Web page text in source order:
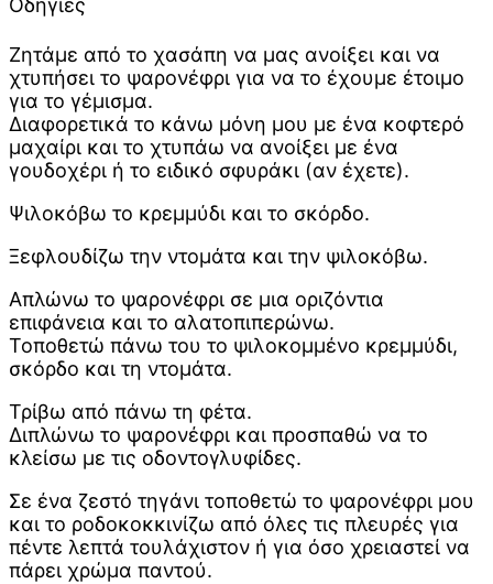
Οδηγίες
Ζητάμε από το χασάπη να μας ανοίξει και να
χτυπήσει το ψαρονέφρι για να το έχουμε έτοιμο
για το γέμισμα.
Διαφορετικά το κάνω μόνη μου με ένα κοφτερό
μαχαίρι και το χτυπάω να ανοίξει με ένα
γουδοχέρι ή το ειδικό σφυράκι (αν έχετε).
Ψιλοκόβω το κρεμμύδι και το σκόρδο.
Ξεφλουδίζω την ντομάτα και την ψιλοκόβω.
Απλώνω το ψαρονέφρι σε μια οριζόντια
επιφάνεια και το αλατοπιπερώνω.
Τοποθετώ πάνω του το ψιλοκομμένο κρεμμύδι,
σκόρδο και τη ντομάτα.
Τρίβω από πάνω τη φέτα.
Διπλώνω το ψαρονέφρι και προσπαθώ να το
κλείσω με τις οδοντογλυφίδες.
Σε ένα ζεστό τηγάνι τοποθετώ το ψαρονέφρι μου
και το ροδοκοκκινίζω από όλες τις πλευρές για
πέντε λεπτά τουλάχιστον ή για όσο χρειαστεί να
πάρει χρώμα παντού.